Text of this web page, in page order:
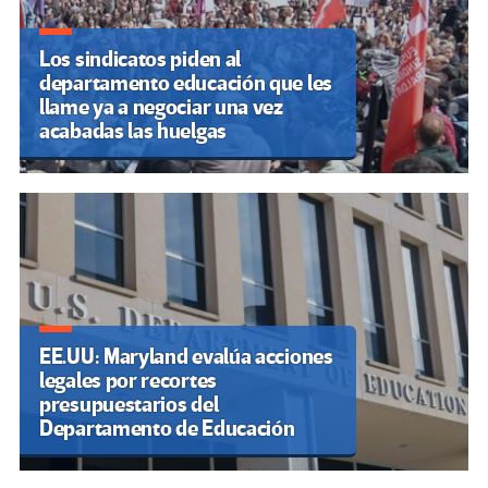
Los sindicatos piden al
departamento educación que les
llame ya a negociar una vez
acabadas las huelgas
EE.UU: Maryland evalúa acciones
legales por recortes
presupuestarios del
Departamento de Educación